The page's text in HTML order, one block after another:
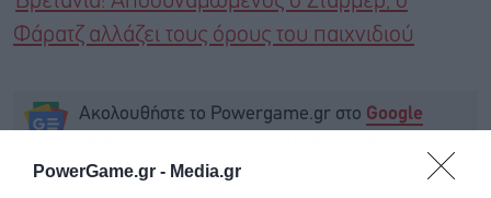
PowerGame.gr - Media.gr
Φάρατζ αλλάζει τους όρους του παιχνιδιού
Ακολουθήστε το Powergame.gr στο Google
ενημέρωση!